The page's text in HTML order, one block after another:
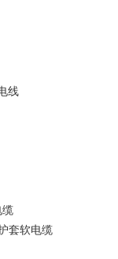
线
缆
套软电缆